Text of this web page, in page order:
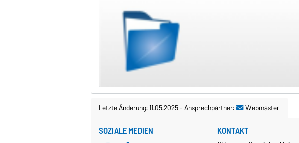
Letzte Änderung: 11.05.2025-Ansprechpartner: Webmaster
SOZIALE MEDIEN KONTAKT